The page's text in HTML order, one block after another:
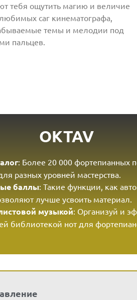
тебя ощутить магию и величие
саг кинематографа,
темы и мелодии под
пальцев.
OKTAV
: Более 20 000 фортепианных
разных уровней мастерства.
баллы: Такие функции, как
лучше усвоить материал.
музыкой: Организуй и
библиотекой нот для